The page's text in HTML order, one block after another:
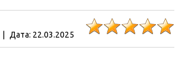
Дата: 22.03.2025